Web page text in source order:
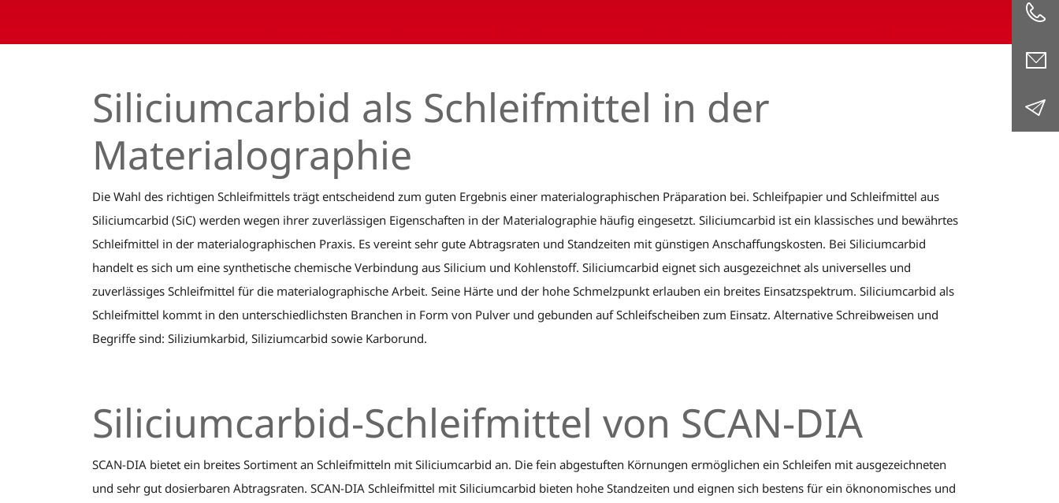
Siliciumcarbid als Schleifmittel in der
Materialographie
Die Wahl des richtigen Schleifmittels trägt entscheidend zum guten Ergebnis einer materialographischen Präparation bei. Schleifpapier und Schleifmittel aus
Siliciumcarbid (SiC) werden wegen ihrer zuverlässigen Eigenschaften in der Materialographie häufig eingesetzt. Siliciumcarbid ist ein klassisches und bewährtes
Schleifmittel in der materialographischen Praxis. Es vereint sehr gute Abtragsraten und Standzeiten mit günstigen Anschaffungskosten. Bei Siliciumcarbid
handelt es sich um eine synthetische chemische Verbindung aus Silicium und Kohlenstoff. Siliciumcarbid eignet sich ausgezeichnet als universelles und
zuverlässiges Schleifmittel für die materialographische Arbeit. Seine Härte und der hohe Schmelzpunkt erlauben ein breites Einsatzspektrum. Siliciumcarbid als
Schleifmittel kommt in den unterschiedlichsten Branchen in Form von Pulver und gebunden auf Schleifscheiben zum Einsatz. Alternative Schreibweisen und
Begriffe sind: Siliziumkarbid, Siliziumcarbid sowie Karborund.
Siliciumcarbid-Schleifmittel von SCAN-DIA
SCAN-DIA bietet ein breites Sortiment an Schleifmitteln mit Siliciumcarbid an. Die fein abgestuften Körnungen ermöglichen ein Schleifen mit ausgezeichneten
und sehr gut dosierbaren Abtragsraten. SCAN-DIA Schleifmittel mit Siliciumcarbid bieten hohe Standzeiten und eignen sich bestens für ein öknonomisches und